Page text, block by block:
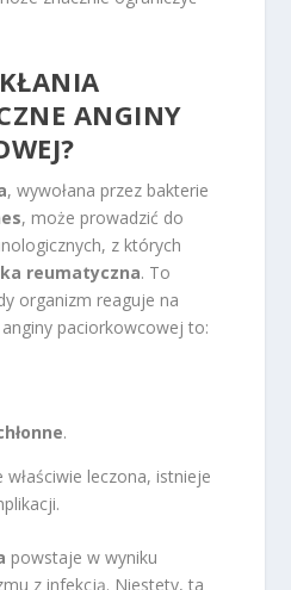
ANGINY
, wywołana przez bakterie
, może prowadzić do
z których
reumatyczna. To
organizm reaguje na
paciorkowcowej to:
.
leczona, istnieje
powstaje w wyniku
z infekcją. Niestety, ta